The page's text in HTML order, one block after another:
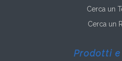
Cerca un
Cerca un
Prodotti